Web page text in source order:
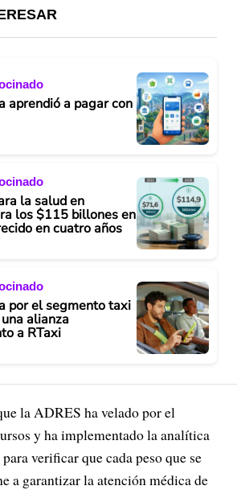
aprendió a pagar con
la salud en
los $115 billones en
en cuatro años
por el segmento taxi
alianza
a RTaxi
la ADRES ha velado por el
y ha implementado la analítica
verificar que cada peso que se
a garantizar la atención médica de